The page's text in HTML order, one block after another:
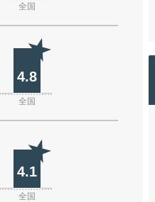
全国
4.8
全国
4.1
全国